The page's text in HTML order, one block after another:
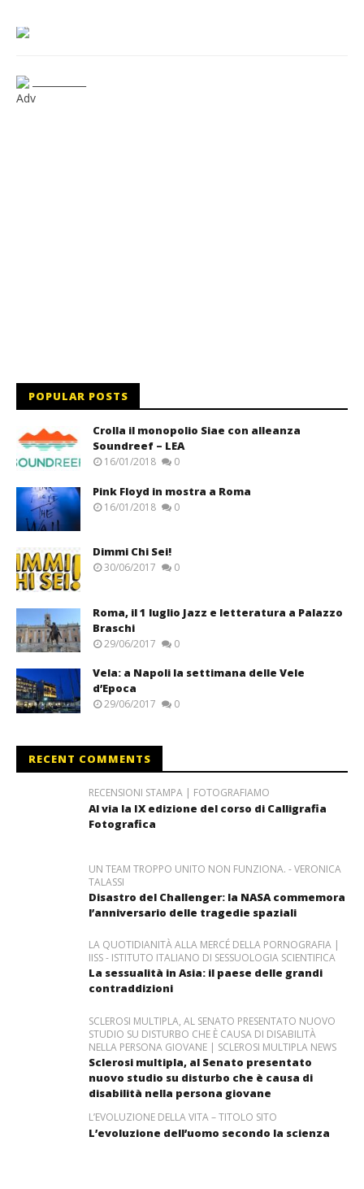
Adv
POPULAR POSTS
Crolla il monopolio Siae con alleanza
Soundreef – LEA
16/01/2018 0
Pink Floyd in mostra a Roma
16/01/2018 0
Dimmi Chi Sei!
30/06/2017 0
Roma, il 1 luglio Jazz e letteratura a Palazzo
Braschi
29/06/2017 0
Vela: a Napoli la settimana delle Vele
d’Epoca
29/06/2017 0
RECENT COMMENTS
RECENSIONI STAMPA | FOTOGRAFIAMO
Al via la IX edizione del corso di Calligrafia
Fotografica
UN TEAM TROPPO UNITO NON FUNZIONA. - VERONICA
TALASSI
Disastro del Challenger: la NASA commemora
l’anniversario delle tragedie spaziali
LA QUOTIDIANITÀ ALLA MERCÉ DELLA PORNOGRAFIA |
IISS - ISTITUTO ITALIANO DI SESSUOLOGIA SCIENTIFICA
La sessualità in Asia: il paese delle grandi
contraddizioni
SCLEROSI MULTIPLA, AL SENATO PRESENTATO NUOVO
STUDIO SU DISTURBO CHE È CAUSA DI DISABILITÀ
NELLA PERSONA GIOVANE | SCLEROSI MULTIPLA NEWS
Sclerosi multipla, al Senato presentato
nuovo studio su disturbo che è causa di
disabilità nella persona giovane
L’EVOLUZIONE DELLA VITA – TITOLO SITO
L’evoluzione dell’uomo secondo la scienza